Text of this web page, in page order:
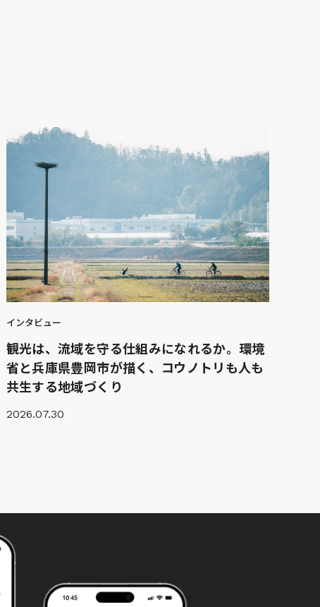
インタビュー
観光は、流域を守る仕組みになれるか。環境
省と兵庫県豊岡市が描く、コウノトリも人も
共生する地域づくり
2026.07.30